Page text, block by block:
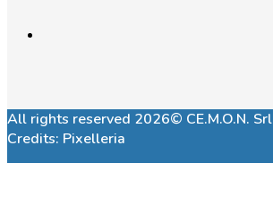
All rights reserved 2026© CE.M.O.N. Srl
Credits: Pixelleria